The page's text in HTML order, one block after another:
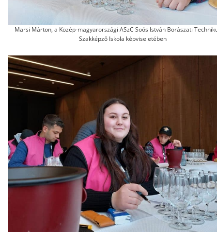
Marsi Márton, a Közép-magyarországi ASzC Soós István Borászati
Szakképző Iskola képviseletében